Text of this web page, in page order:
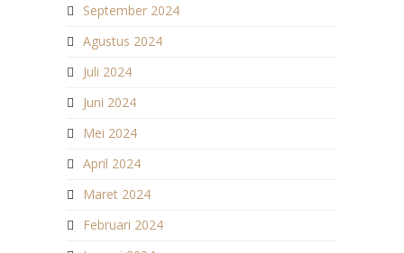
September 2024
Agustus 2024
Juli 2024
Juni 2024
Mei 2024
April 2024
Maret 2024
Februari 2024